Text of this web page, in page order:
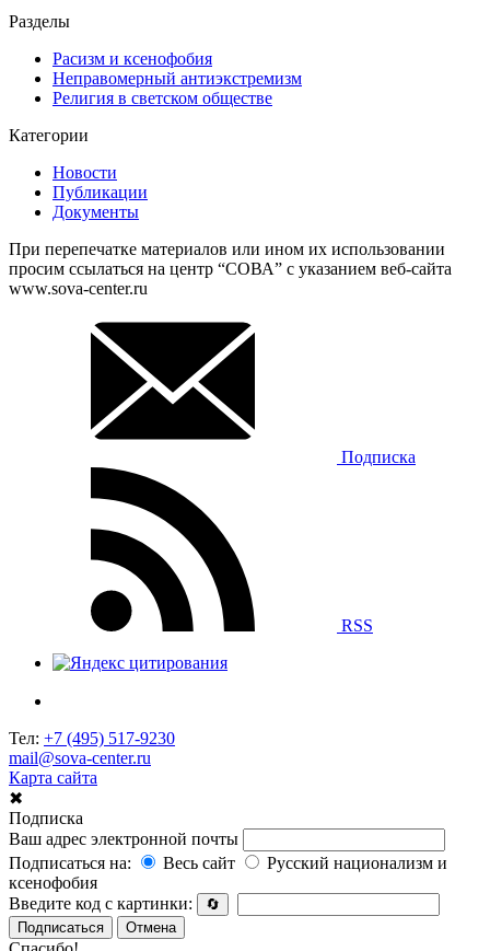
Разделы
Расизм и ксенофобия
Неправомерный антиэкстремизм
Религия в светском обществе
Категории
Новости
Публикации
Документы
При перепечатке материалов или ином их использовании
просим ссылаться на центр “СОВА” с указанием веб-сайта
www.sova-center.ru
Подписка
RSS
Тел: +7 (495) 517-9230
mail@sova-center.ru
Карта сайта
✖
Подписка
Ваш адрес электронной почты
Подписаться на:
Весь сайт
Русский национализм и
ксенофобия
Введите код с картинки:
🔄
Подписаться
Отмена